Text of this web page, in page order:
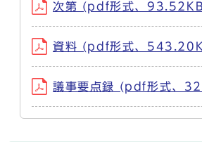
次第 (pdf形式、
資料 (pdf形式、
議事要点録 (pdf形式、